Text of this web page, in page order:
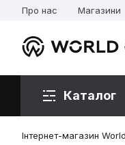
Про нас Магазини
Каталог
Інтернет-магазин